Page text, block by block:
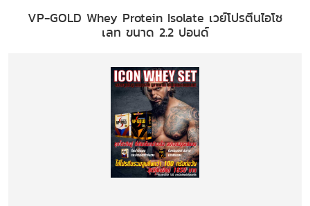
VP-GOLD Whey Protein Isolate เวย์โปรตีนไอโซ
เลท ขนาด 2.2 ปอนด์